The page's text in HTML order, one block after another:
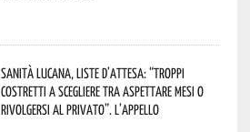
Sanità lucana, liste d’attesa: “Troppi
costretti a scegliere tra aspettare mesi o
rivolgersi al privato”. L’appello